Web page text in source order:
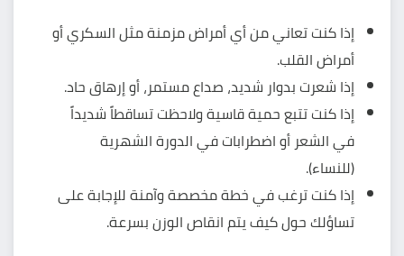
إذا كنت تعاني من أي أمراض مزمنة مثل السكري أو
أمراض القلب.
إذا شعرت بدوار شديد، صداع مستمر، أو إرهاق حاد.
إذا كنت تتبع حمية قاسية ولاحظت تساقطاً شديداً
في الشعر أو اضطرابات في الدورة الشهرية
(للنساء).
إذا كنت ترغب في خطة مخصصة وآمنة للإجابة على
تساؤلك حول كيف يتم انقاص الوزن بسرعة.